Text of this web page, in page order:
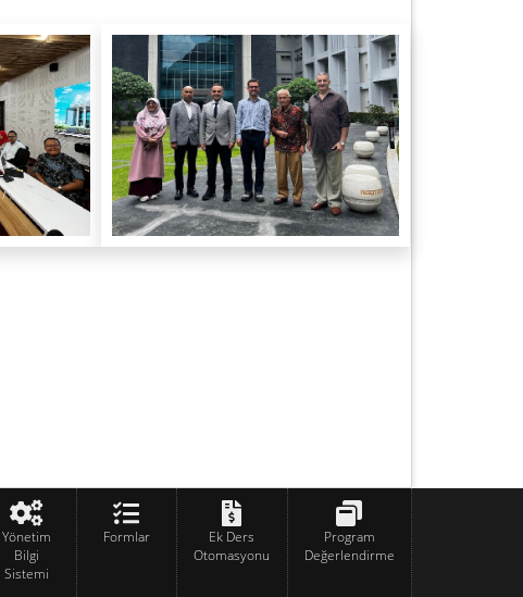
Yönetim
Bilgi
Sistemi
Formlar
Ek Ders
Otomasyonu
Program
Değerlendirme